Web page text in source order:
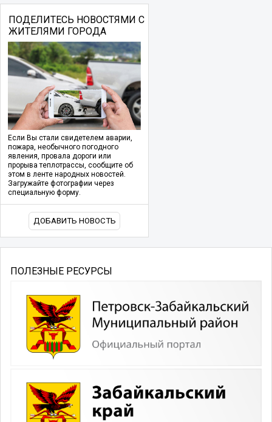
ПОДЕЛИТЕСЬ НОВОСТЯМИ С
ЖИТЕЛЯМИ ГОРОДА
Если Вы стали свидетелем аварии,
пожара, необычного погодного
явления, провала дороги или
прорыва теплотрассы, сообщите об
этом в ленте народных новостей.
Загружайте фотографии через
специальную форму.
ДОБАВИТЬ НОВОСТЬ
ПОЛЕЗНЫЕ РЕСУРСЫ